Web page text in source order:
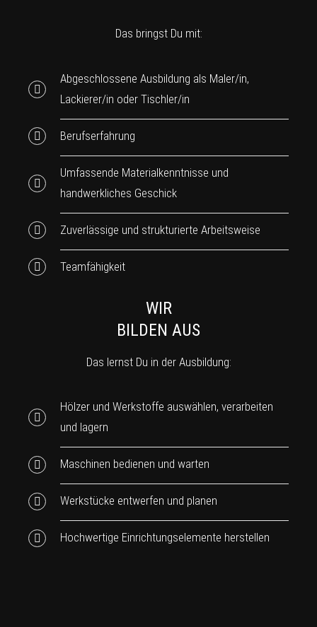
Das bringst Du mit:
Abgeschlossene Ausbildung als Maler/in,
Lackierer/in oder Tischler/in
Berufserfahrung
Umfassende Materialkenntnisse und
handwerkliches Geschick
Zuverlässige und strukturierte Arbeitsweise
Teamfähigkeit
WIR
BILDEN AUS
Das lernst Du in der Ausbildung:
Hölzer und Werkstoffe auswählen, verarbeiten
und lagern
Maschinen bedienen und warten
Werkstücke entwerfen und planen
Hochwertige Einrichtungselemente herstellen